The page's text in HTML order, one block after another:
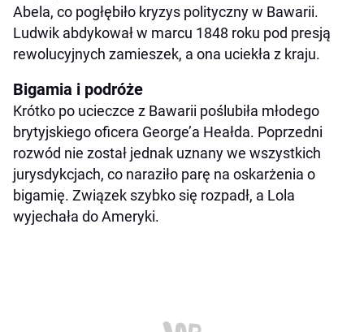
Abela, co pogłębiło kryzys polityczny w Bawarii.
Ludwik abdykował w marcu 1848 roku pod presją
rewolucyjnych zamieszek, a ona uciekła z kraju.
Bigamia i podróże
Krótko po ucieczce z Bawarii poślubiła młodego
brytyjskiego oficera George’a Heałda. Poprzedni
rozwód nie został jednak uznany we wszystkich
jurysdykcjach, co naraziło parę na oskarżenia o
bigamię. Związek szybko się rozpadł, a Lola
wyjechała do Ameryki.